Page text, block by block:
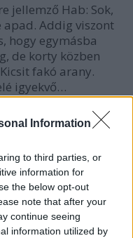
Information
to third parties, or
information for
the below opt-out
note that after your
continue seeing
information utilized by
jellemző Hab: Sok,
apad. Addig viszont
hogy egymásba
de korty közben
fakó arany.
igyekvő…